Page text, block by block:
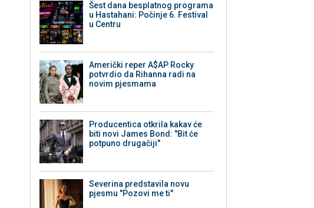
Šest dana besplatnog programa
u Hastahani: Počinje 6. Festival
u Centru
Američki reper A$AP Rocky
potvrdio da Rihanna radi na
novim pjesmama
Producentica otkrila kakav će
biti novi James Bond: "Bit će
potpuno drugačiji"
Severina predstavila novu
pjesmu "Pozovi me ti"